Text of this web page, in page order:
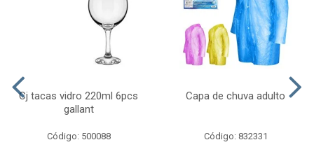
Cj tacas vidro 220ml 6pcs
gallant
Código: 500088
Capa de chuva adulto
Código: 832331